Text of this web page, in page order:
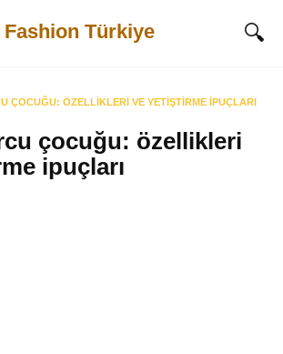
Fashion Türkiye
ÇOCUĞU: ÖZELLIKLERI VE YETIŞTIRME IPUÇLARI
çocuğu: özellikleri
ipuçları